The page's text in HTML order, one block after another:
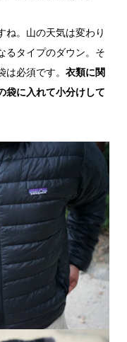
ね。山の天気は変わり
るタイプのダウン。そ
必須です。 衣類に関
袋に入れて小分けして